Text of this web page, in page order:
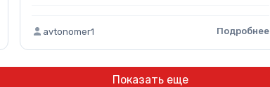
avtonomer1 Подробнее
Показать еще